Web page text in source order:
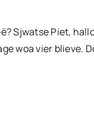
Sjwatse Piet,
woa vier blieve.